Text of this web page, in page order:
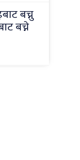
बच्नु
बच्ने